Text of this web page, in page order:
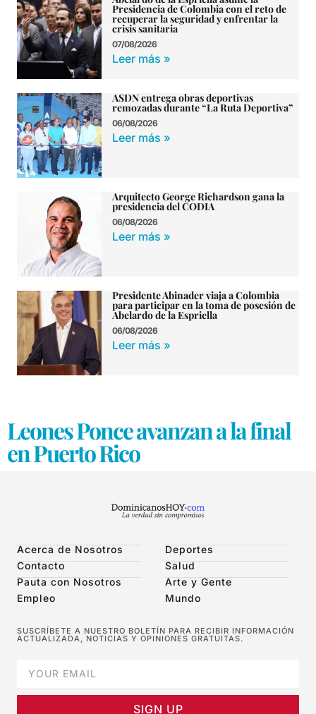
Presidencia de Colombia con el reto de
recuperar la seguridad y enfrentar la
crisis sanitaria
07/08/2026
Leer más »
ASDN entrega obras deportivas
remozadas durante “La Ruta Deportiva”
06/08/2026
Leer más »
Arquitecto George Richardson gana la
presidencia del CODIA
06/08/2026
Leer más »
Presidente Abinader viaja a Colombia
para participar en la toma de posesión de
Abelardo de la Espriella
06/08/2026
Leer más »
Leones Ponce avanzan a la final
en Puerto Rico
Acerca de Nosotros
Contacto
Pauta con Nosotros
Empleo
Deportes
Salud
Arte y Gente
Mundo
SUSCRÍBETE A NUESTRO BOLETÍN PARA RECIBIR INFORMACIÓN
ACTUALIZADA, NOTICIAS Y OPINIONES GRATUITAS.
SIGN UP